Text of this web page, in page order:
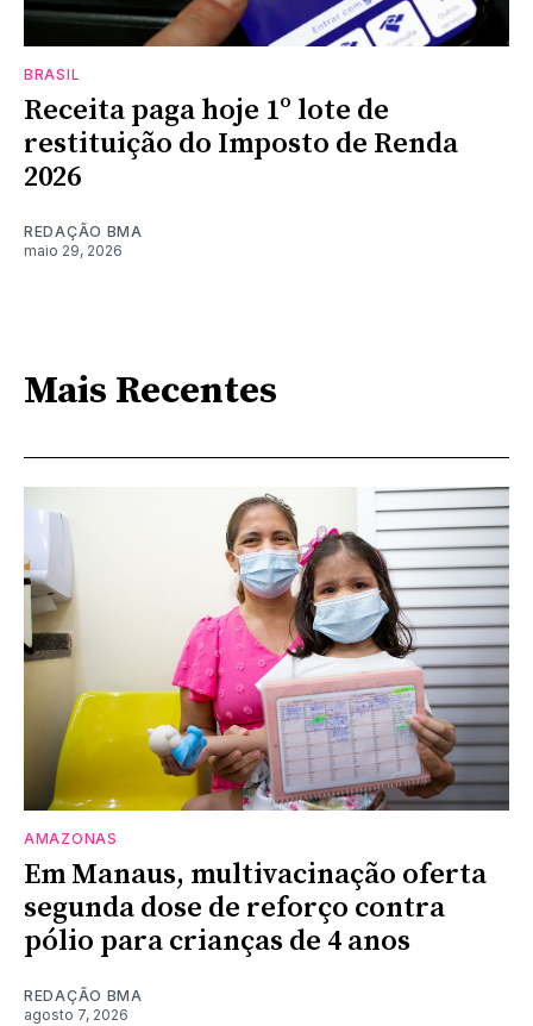
BRASIL
Receita paga hoje 1º lote de
restituição do Imposto de Renda
2026
REDAÇÃO BMA
maio 29, 2026
Mais Recentes
AMAZONAS
Em Manaus, multivacinação oferta
segunda dose de reforço contra
pólio para crianças de 4 anos
REDAÇÃO BMA
agosto 7, 2026